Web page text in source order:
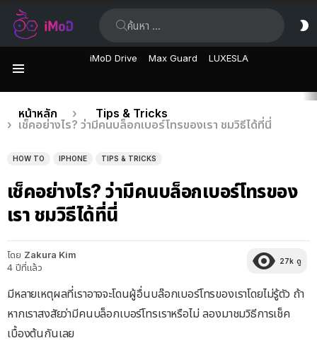
iMoD Drive Max Guard LUXESLA
เรื่อง
ล่าสุด
คุณอยู่ที่นี่:
หน้าหลัก
Tips & Tricks
เช็คอย่างไร? ว่ามีคนบล็อกเบอร์โทรของเรา ชมวิธีได้ที่นี่
HOW TO IPHONE TIPS & TRICKS
เช็คอย่างไร? ว่ามีคนบล็อกเบอร์โทรของ
เรา ชมวิธีได้ที่นี่
โดย Zakura Kim
4 ปีที่แล้ว
27k ดู
มีหลายเหตุผลที่เราอาจจะโดนผู้อื่นบล๊อกเบอร์โทรของเราโดยไม่รู้ตัว ถ้า
หากเราสงสัยว่ามีคนบล็อกเบอร์โทรเราหรือไม่ ลองมาชมวิธีการเช็ค
เบื้องต้นกันเลย